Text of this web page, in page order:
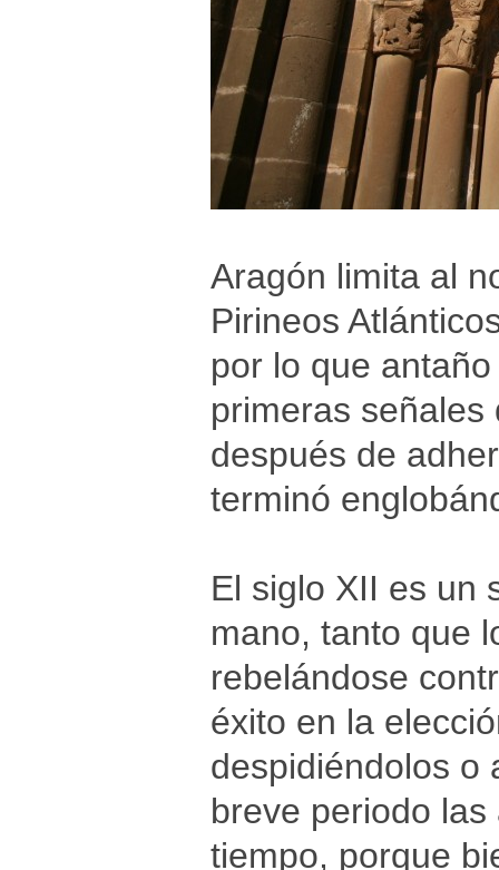
Aragón limita al
Pirineos
por lo que
primeras
después de
terminó
El siglo XII es un
mano, tanto que
rebelándose
éxito en la
despidiéndolos o
breve periodo
tiempo, porque